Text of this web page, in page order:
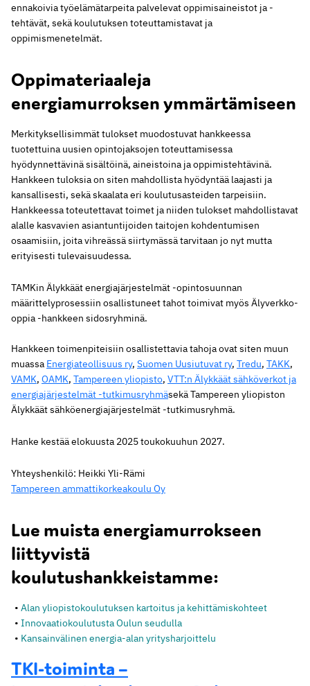
ennakoivia työelämätarpeita palvelevat oppimisaineistot ja -
tehtävät, sekä koulutuksen toteuttamistavat ja
oppimismenetelmät.
Oppimateriaaleja
energiamurroksen ymmärtämiseen
Merkityksellisimmät tulokset muodostuvat hankkeessa
tuotettuina uusien opintojaksojen toteuttamisessa
hyödynnettävinä sisältöinä, aineistoina ja oppimistehtävinä.
Hankkeen tuloksia on siten mahdollista hyödyntää laajasti ja
kansallisesti, sekä skaalata eri koulutusasteiden tarpeisiin.
Hankkeessa toteutettavat toimet ja niiden tulokset mahdollistavat
alalle kasvavien asiantuntijoiden taitojen kohdentumisen
osaamisiin, joita vihreässä siirtymässä tarvitaan jo nyt mutta
erityisesti tulevaisuudessa.
TAMKin Älykkäät energiajärjestelmät -opintosuunnan
määrittelyprosessiin osallistuneet tahot toimivat myös Älyverkko-
oppia -hankkeen sidosryhminä.
Hankkeen toimenpiteisiin osallistettavia tahoja ovat siten muun
muassa Energiateollisuus ry, Suomen Uusiutuvat ry, Tredu, TAKK,
VAMK, OAMK, Tampereen yliopisto, VTT:n Älykkäät sähköverkot ja
energiajärjestelmät -tutkimusryhmäsekä Tampereen yliopiston
Älykkäät sähköenergiajärjestelmät -tutkimusryhmä.
Hanke kestää elokuusta 2025 toukokuuhun 2027.
Yhteyshenkilö: Heikki Yli-Rämi
Tampereen ammattikorkeakoulu Oy
Lue muista energiamurrokseen
liittyvistä
koulutushankkeistamme:
Alan yliopistokoulutuksen kartoitus ja kehittämiskohteet
Innovaatiokoulutusta Oulun seudulla
Kansainvälinen energia-alan yritysharjoittelu
TKI-toiminta –